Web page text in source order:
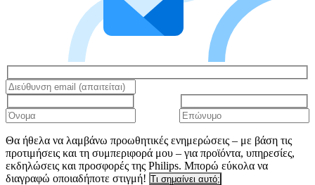
Θα ήθελα να λαμβάνω προωθητικές ενημερώσεις – με βάση τις
προτιμήσεις και τη συμπεριφορά μου – για προϊόντα, υπηρεσίες,
εκδηλώσεις και προσφορές της Philips. Μπορώ εύκολα να
διαγραφώ οποιαδήποτε στιγμή! Τι σημαίνει αυτό;